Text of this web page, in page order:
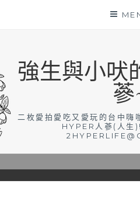
強生與小吠
二枚愛拍愛吃又愛玩的台中嗨
HYPER人蔘(人生